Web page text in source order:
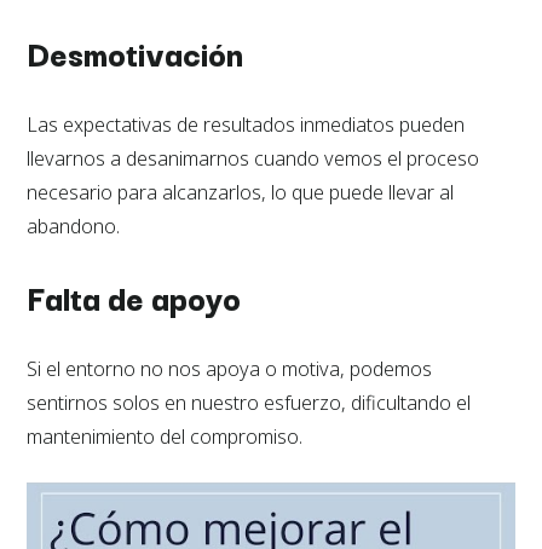
Desmotivación
Las expectativas de resultados inmediatos pueden
llevarnos a desanimarnos cuando vemos el proceso
necesario para alcanzarlos, lo que puede llevar al
abandono.
Falta de apoyo
Si el entorno no nos apoya o motiva, podemos
sentirnos solos en nuestro esfuerzo, dificultando el
mantenimiento del compromiso.